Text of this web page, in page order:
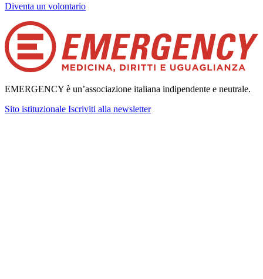
Diventa un volontario
EMERGENCY è un’associazione italiana indipendente e neutrale.
Sito istituzionale Iscriviti alla newsletter